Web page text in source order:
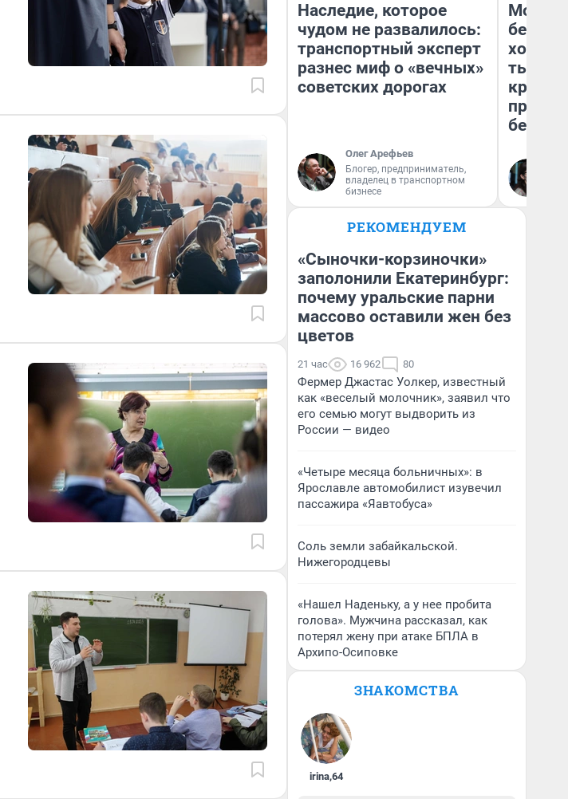
Наследие, которое
чудом не развалилось:
транспортный эксперт
разнес миф о «вечных»
советских дорогах
Олег Арефьев
Блогер, предприниматель,
владелец в транспортном
бизнесе
Мой
хотела
тысяч,
РЕКОМЕНДУЕМ
«Сыночки-корзиночки»
заполонили Екатеринбург:
почему уральские парни
массово оставили жен без
цветов
21 час 16 962 80
Фермер Джастас Уолкер, известный
как «веселый молочник», заявил что
его семью могут выдворить из
России — видео
«Четыре месяца больничных»: в
Ярославле автомобилист изувечил
пассажира «Яавтобуса»
Соль земли забайкальской.
Нижегородцевы
«Нашел Наденьку, а у нее пробита
голова». Мужчина рассказал, как
потерял жену при атаке БПЛА в
Архипо-Осиповке
ЗНАКОМСТВА
irina,64